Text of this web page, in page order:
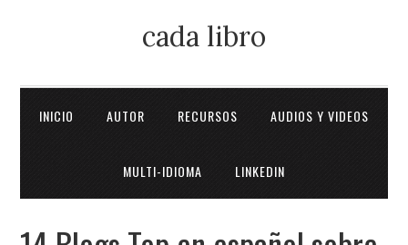
cada libro
INICIO AUTOR RECURSOS AUDIOS Y VIDEOS
MULTI-IDIOMA LINKEDIN